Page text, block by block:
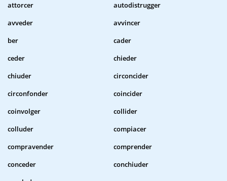
attorcer
autodistrugger
avveder
avvincer
ber
cader
ceder
chieder
chiuder
circoncider
circonfonder
coincider
coinvolger
collider
colluder
compiacer
compravender
comprender
conceder
conchiuder